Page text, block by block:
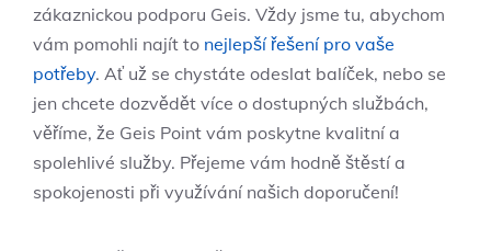
zákaznickou podporu Geis. Vždy jsme tu, abychom
vám pomohli najít to nejlepší řešení pro vaše
potřeby. Ať už se chystáte odeslat balíček, nebo se
jen chcete dozvědět více o dostupných službách,
věříme, že Geis Point vám poskytne kvalitní a
spolehlivé služby. Přejeme vám hodně štěstí a
spokojenosti při využívání našich doporučení!